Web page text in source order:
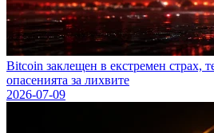
Bitcoin заклещен в екстремен страх,
опасенията за лихвите
2026-07-09